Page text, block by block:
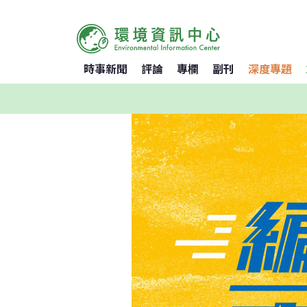
時事新聞 評論 專欄 副刊 深度專題